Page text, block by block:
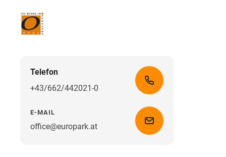
Telefon
+43/662/442021-0
E-MAIL
office@europark.at